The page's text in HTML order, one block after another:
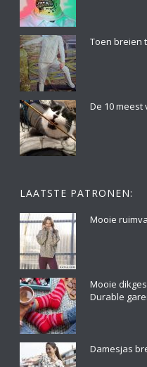
Toen breien
De 10
LAATSTE PATRONEN:
Mooie
Mooie
Durable
Damesjas